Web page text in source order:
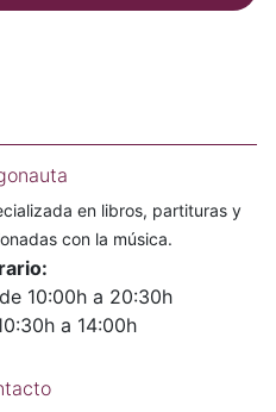
en libros, partituras y
con la música.
10:00h a 20:30h
a 14:00h